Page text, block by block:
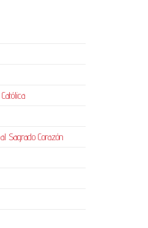
Sagrado Corazón